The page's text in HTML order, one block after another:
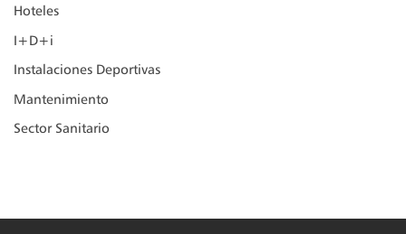
Hoteles
I+D+i
Instalaciones Deportivas
Mantenimiento
Sector Sanitario